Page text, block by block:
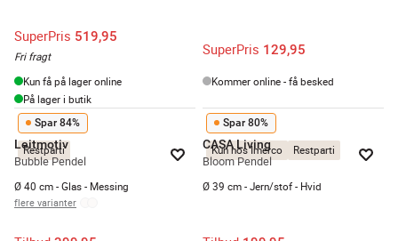
SuperPris 519,95
Fri fragt
Kun få på lager online
På lager i butik
SuperPris 129,95
Kommer online - få besked
Restparti
Spar 84%
Leitmotiv
Bubble Pendel
Ø 40 cm - Glas - Messing
flere varianter
Kun hos Imerco Restparti
Spar 80%
CASA Living
Bloom Pendel
Ø 39 cm - Jern/stof - Hvid